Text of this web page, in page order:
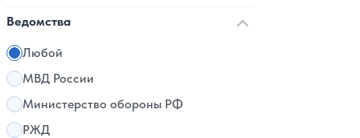
Ведомства
Любой
МВД России
Министерство обороны РФ
РЖД